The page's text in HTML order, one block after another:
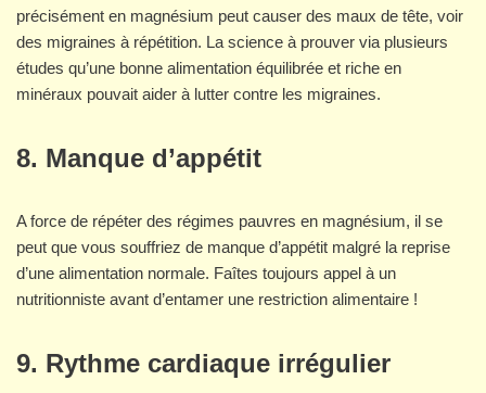
précisément en magnésium peut causer des maux de tête, voir
des migraines à répétition. La science à prouver via plusieurs
études qu’une bonne alimentation équilibrée et riche en
minéraux pouvait aider à lutter contre les migraines.
8. Manque d’appétit
A force de répéter des régimes pauvres en magnésium, il se
peut que vous souffriez de manque d’appétit malgré la reprise
d’une alimentation normale. Faîtes toujours appel à un
nutritionniste avant d’entamer une restriction alimentaire !
9. Rythme cardiaque irrégulier